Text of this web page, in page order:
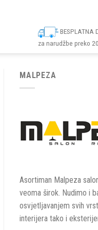
BESPLATNA
za narudžbe preko
MALPEZA
Asortiman Malpeza
veoma širok. Nudimo i
osvjetljavanjem svih
interijera tako i